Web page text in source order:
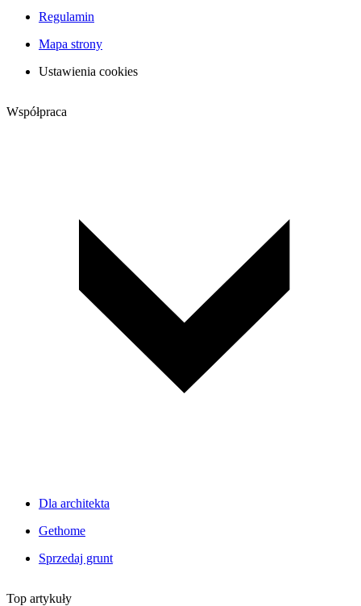
Regulamin
Mapa strony
Ustawienia cookies
Współpraca
Dla architekta
Gethome
Sprzedaj grunt
Top artykuły